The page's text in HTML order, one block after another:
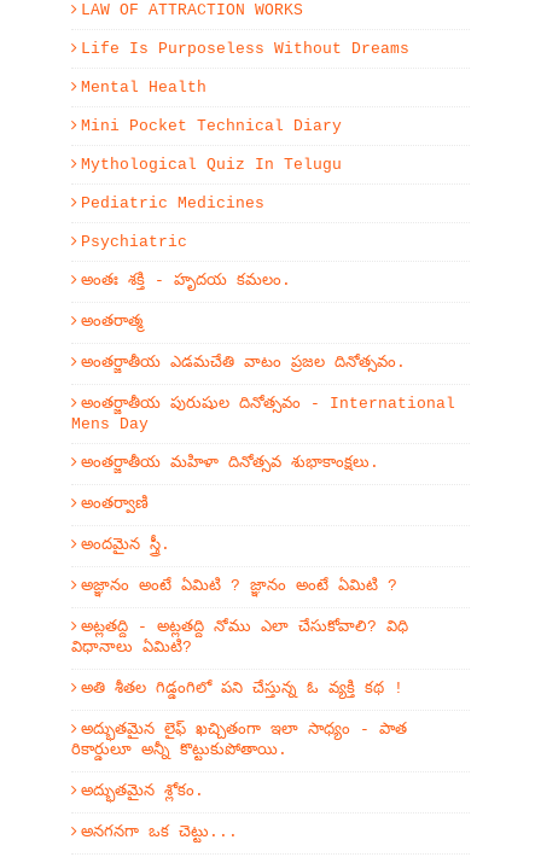
LAW OF ATTRACTION WORKS
Life Is Purposeless Without Dreams
Mental Health
Mini Pocket Technical Diary
Mythological Quiz In Telugu
Pediatric Medicines
Psychiatric
అంతః శక్తి - హృదయ కమలం.
అంతరాత్మ
అంతర్జాతీయ ఎడమచేతి వాటం ప్రజల దినోత్సవం.
అంతర్జాతీయ పురుషుల దినోత్సవం - International
Mens Day
అంతర్జాతీయ మహిళా దినోత్సవ శుభాకాంక్షలు.
అంతర్వాణి
అందమైన స్త్రీ.
అజ్ఞానం అంటే ఏమిటి ? జ్ఞానం అంటే ఏమిటి ?
అట్లతద్ది - అట్లతద్ది నోము ఎలా చేసుకోవాలి? విధి
విధానాలు ఏమిటి?
అతి శీతల గిడ్డంగిలో పని చేస్తున్న ఓ వ్యక్తి కథ !
అద్భుతమైన లైఫ్ ఖచ్చితంగా ఇలా సాధ్యం - పాత
రికార్డులూ అన్నీ కొట్టుకుపోతాయి.
అద్భుతమైన శ్లోకం.
అనగనగా ఒక చెట్టు...